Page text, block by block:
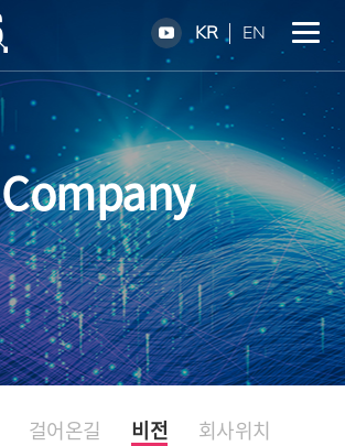
KR EN
Company
걸어온길 비전 회사위치